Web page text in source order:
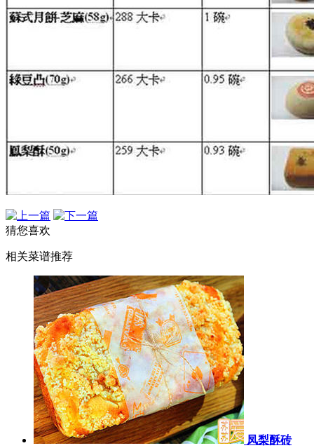
猜您喜欢
相关菜谱推荐
凤梨酥砖